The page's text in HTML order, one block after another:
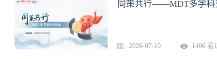
同策共行——MDT多学科
2026-07-10 1406 看